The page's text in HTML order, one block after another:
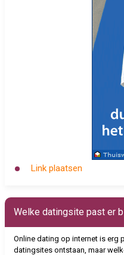
Link plaatsen
Welke datingsite past er
Online dating op internet is erg
datingsites ontstaan, maar